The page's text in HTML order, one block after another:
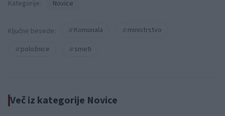
Kategorije: Novice
Ključne besede: Komunala
ministrstvo
položnice
smeti
Več iz kategorije Novice